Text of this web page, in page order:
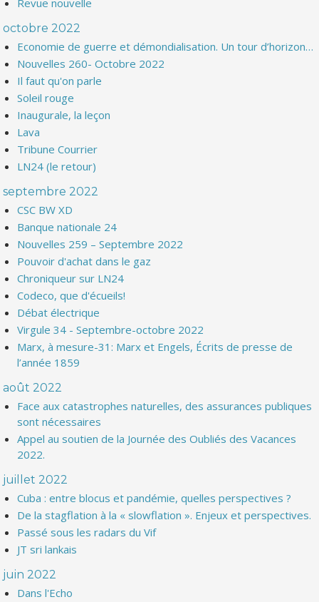
Revue nouvelle
octobre 2022
Economie de guerre et démondialisation. Un tour d’horizon…
Nouvelles 260- Octobre 2022
Il faut qu'on parle
Soleil rouge
Inaugurale, la leçon
Lava
Tribune Courrier
LN24 (le retour)
septembre 2022
CSC BW XD
Banque nationale 24
Nouvelles 259 – Septembre 2022
Pouvoir d'achat dans le gaz
Chroniqueur sur LN24
Codeco, que d'écueils!
Débat électrique
Virgule 34 - Septembre-octobre 2022
Marx, à mesure-31: Marx et Engels, Écrits de presse de
l’année 1859
août 2022
Face aux catastrophes naturelles, des assurances publiques
sont nécessaires
Appel au soutien de la Journée des Oubliés des Vacances
2022.
juillet 2022
Cuba : entre blocus et pandémie, quelles perspectives ?
De la stagflation à la « slowflation ». Enjeux et perspectives.
Passé sous les radars du Vif
JT sri lankais
juin 2022
Dans l'Echo